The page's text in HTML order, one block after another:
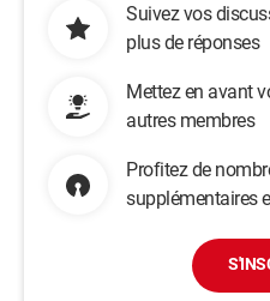
Suivez vos
plus de réponses
Mettez en avant
autres membres
Profitez de
supplémentaires